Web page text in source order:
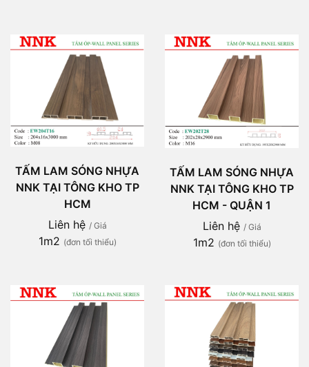
TẤM LAM SÓNG NHỰA
NNK TẠI TÔNG KHO TP
HCM
Liên hệ / Giá
1m2 (đơn tối thiểu)
TẤM LAM SÓNG NHỰA
NNK TẠI TÔNG KHO TP
HCM - QUẬN 1
Liên hệ / Giá
1m2 (đơn tối thiểu)